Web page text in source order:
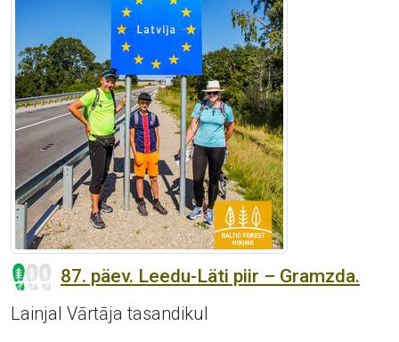
87. päev. Leedu-Läti piir – Gramzda.
Lainjal Vārtāja tasandikul